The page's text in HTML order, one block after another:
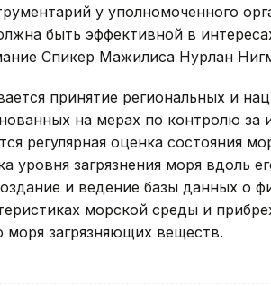
у уполномоченного
быть эффективной в
Спикер Мажилиса Нурлан
принятие региональных и
на мерах по контролю за
регулярная оценка состояния
уровня загрязнения моря вдоль
и ведение базы данных о
морской среды и
моря загрязняющих веществ.